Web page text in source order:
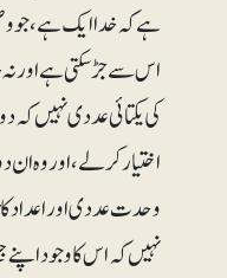
ہے کہ خدا ایک ہے، جو
اس سے جڑ سکتی ہے اور
کی یکتائی عددی نہیں
اختیار کرلے، اور وہ
نہیں کہ اس کا وجود